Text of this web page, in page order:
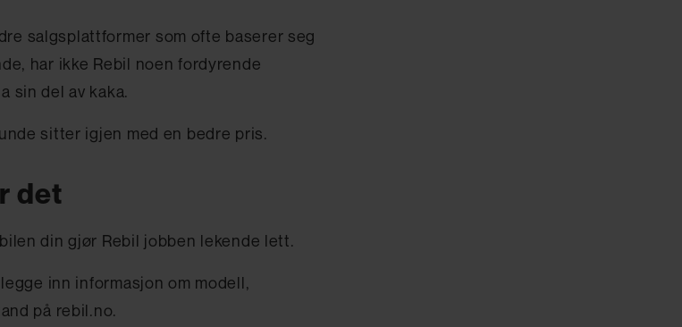
salgsplattformer som ofte baserer seg
har ikke Rebil noen fordyrende
sin del av kaka.
sitter igjen med en bedre pris.
det
din gjør Rebil jobben lekende lett.
inn informasjon om modell,
på rebil.no.